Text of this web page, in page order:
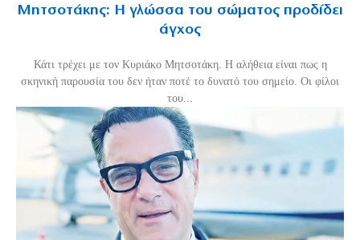
Μητσοτάκης: Η γλώσσα του σώματος προδίδει
άγχος
Κάτι τρέχει με τον Κυριάκο Μητσοτάκη. Η αλήθεια είναι πως η
σκηνική παρουσία του δεν ήταν ποτέ το δυνατό του σημείο. Οι φίλοι
του...